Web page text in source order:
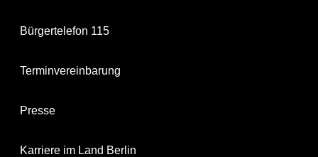
Bürgertelefon 115
Terminvereinbarung
Presse
Karriere im Land Berlin